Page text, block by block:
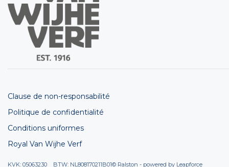
Clause de non-responsabilité
Politique de confidentialité
Conditions uniformes
Royal Van Wijhe Verf
KVK: 05063230 BTW: NL808170211B01© Ralston - powered by Leapforce